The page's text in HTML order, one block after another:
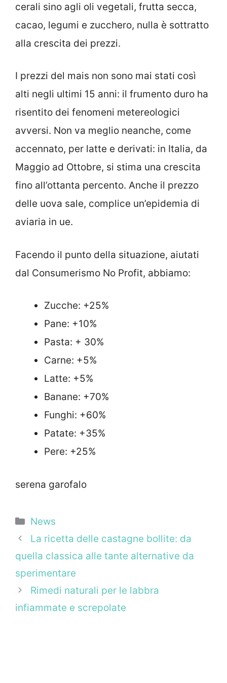
cerali sino agli oli vegetali, frutta secca,
cacao, legumi e zucchero, nulla è sottratto
alla crescita dei prezzi.
I prezzi del mais non sono mai stati così
alti negli ultimi 15 anni: il frumento duro ha
risentito dei fenomeni metereologici
avversi. Non va meglio neanche, come
accennato, per latte e derivati: in Italia, da
Maggio ad Ottobre, si stima una crescita
fino all’ottanta percento. Anche il prezzo
delle uova sale, complice un’epidemia di
aviaria in ue.
Facendo il punto della situazione, aiutati
dal Consumerismo No Profit, abbiamo:
Zucche: +25%
Pane: +10%
Pasta: + 30%
Carne: +5%
Latte: +5%
Banane: +70%
Funghi: +60%
Patate: +35%
Pere: +25%
serena garofalo
Categorie
News
La ricetta delle castagne bollite: da
quella classica alle tante alternative da
sperimentare
Rimedi naturali per le labbra
infiammate e screpolate